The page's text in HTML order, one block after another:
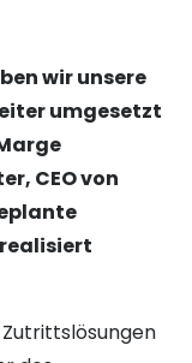
wir unsere
umgesetzt
CEO von